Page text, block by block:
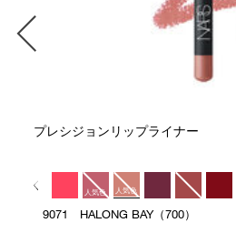
プレシジョンリップライナー
人気色 人気色
9071 HALONG BAY（700）